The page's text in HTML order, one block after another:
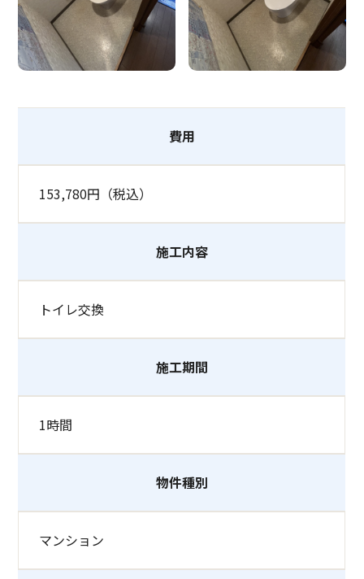
費用
153,780円（税込）
施工内容
トイレ交換
施工期間
1時間
物件種別
マンション